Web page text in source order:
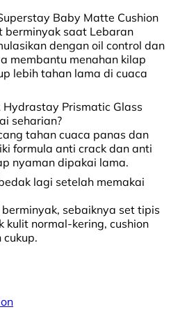
Baby Matte Cushion
berminyak saat Lebaran
dengan oil control dan
membantu menahan kilap
lebih tahan lama di cuaca
Hydrastay Prismatic Glass
seharian?
tahan cuaca panas dan
formula anti crack dan anti
nyaman dipakai lama.
lagi setelah memakai
sebaiknya set tipis
kulit normal-kering, cushion